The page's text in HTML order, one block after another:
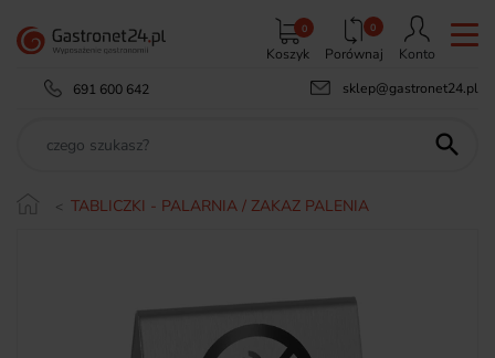
Koszyk
0 0
Porównaj
Konto
691 600 642
sklep@gastronet24.pl

TABLICZKI - PALARNIA / ZAKAZ PALENIA